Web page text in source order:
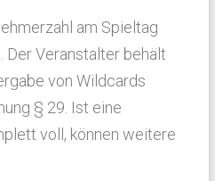
am Spieltag
Der Veranstalter behält
von Wildcards
§ 29. Ist eine
voll, können weitere